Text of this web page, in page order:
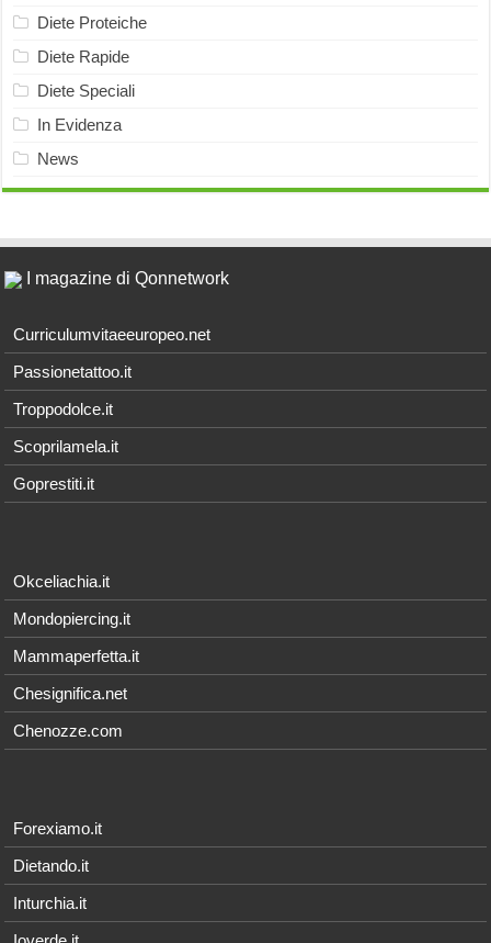
Diete Proteiche
Diete Rapide
Diete Speciali
In Evidenza
News
I magazine di Qonnetwork
Curriculumvitaeeuropeo.net
Passionetattoo.it
Troppodolce.it
Scoprilamela.it
Goprestiti.it
Okceliachia.it
Mondopiercing.it
Mammaperfetta.it
Chesignifica.net
Chenozze.com
Forexiamo.it
Dietando.it
Inturchia.it